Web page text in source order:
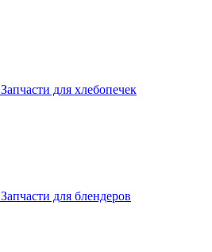
Запчасти для хлебопечек
Запчасти для блендеров